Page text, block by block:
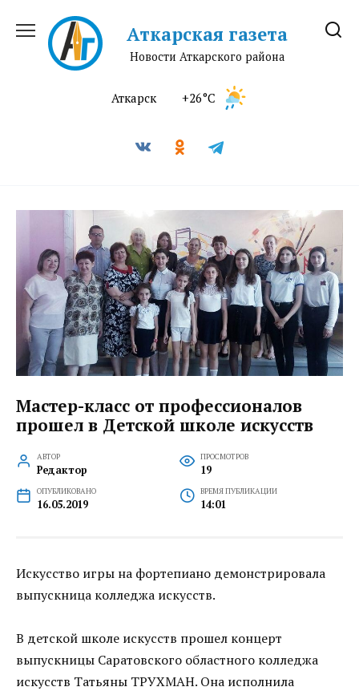
содержанию
Аткарская газета
Новости Аткарского района
Аткарск +26°C
Мастер-класс от профессионалов
прошел в Детской школе искусств
АВТОР
Редактор
ПРОСМОТРОВ
19
ОПУБЛИКОВАНО
16.05.2019
ВРЕМЯ ПУБЛИКАЦИИ
14:01
Искусство игры на фортепиано демонстрировала
выпускница колледжа искусств.
В детской школе искусств прошел концерт
выпускницы Саратовского областного колледжа
искусств Татьяны ТРУХМАН. Она исполнила